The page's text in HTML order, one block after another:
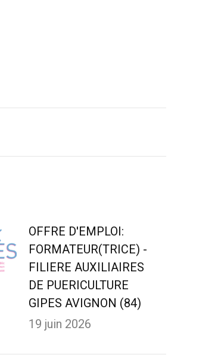
OFFRE D'EMPLOI:
FORMATEUR(TRICE) -
FILIERE AUXILIAIRES
DE PUERICULTURE
GIPES AVIGNON (84)
19 juin 2026